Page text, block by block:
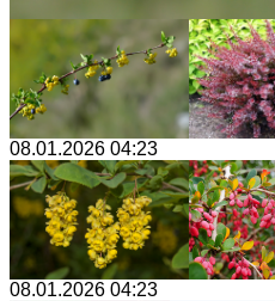
08.01.2026 04:23
08.01.2026 04:23